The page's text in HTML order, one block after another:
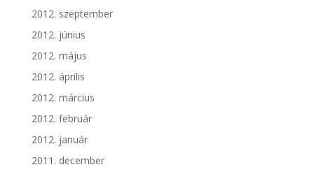
2012. szeptember
2012. június
2012. május
2012. április
2012. március
2012. február
2012. január
2011. december